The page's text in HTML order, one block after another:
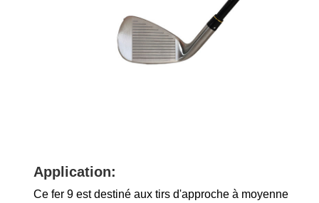
Application:
Ce fer 9 est destiné aux tirs d'approche à moyenne